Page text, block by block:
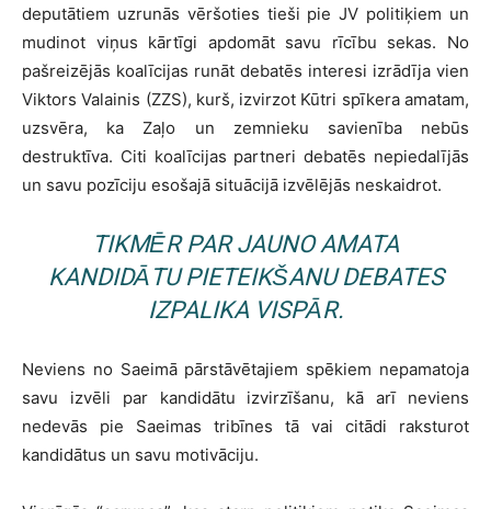
deputātiem uzrunās vēršoties tieši pie JV politiķiem un
mudinot viņus kārtīgi apdomāt savu rīcību sekas. No
pašreizējās koalīcijas runāt debatēs interesi izrādīja vien
Viktors Valainis (ZZS), kurš, izvirzot Kūtri spīkera amatam,
uzsvēra, ka Zaļo un zemnieku savienība nebūs
destruktīva. Citi koalīcijas partneri debatēs nepiedalījās
un savu pozīciju esošajā situācijā izvēlējās neskaidrot.
TIKMĒR PAR JAUNO AMATA
KANDIDĀTU PIETEIKŠANU DEBATES
IZPALIKA VISPĀR.
Neviens no Saeimā pārstāvētajiem spēkiem nepamatoja
savu izvēli par kandidātu izvirzīšanu, kā arī neviens
nedevās pie Saeimas tribīnes tā vai citādi raksturot
kandidātus un savu motivāciju.